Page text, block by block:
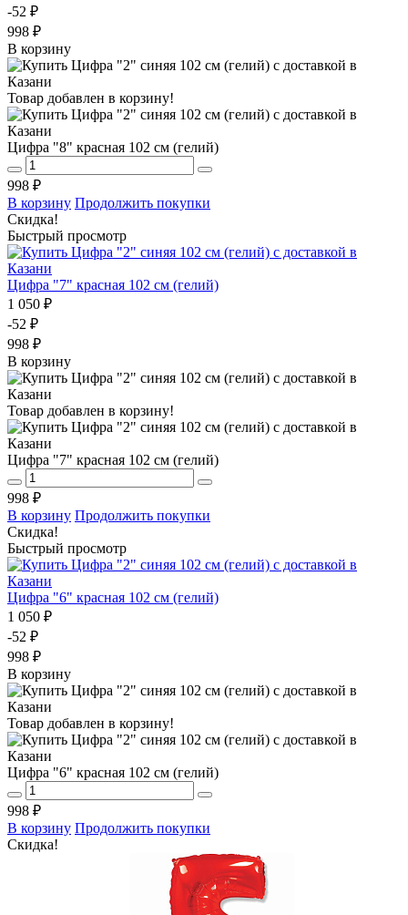
-52 ₽
998 ₽
В корзину
Товар добавлен в корзину!
Цифра "8" красная 102 см (гелий)
998 ₽
В корзину Продолжить покупки
Скидка!
Быстрый просмотр
Цифра "7" красная 102 см (гелий)
1 050 ₽
-52 ₽
998 ₽
В корзину
Товар добавлен в корзину!
Цифра "7" красная 102 см (гелий)
998 ₽
В корзину Продолжить покупки
Скидка!
Быстрый просмотр
Цифра "6" красная 102 см (гелий)
1 050 ₽
-52 ₽
998 ₽
В корзину
Товар добавлен в корзину!
Цифра "6" красная 102 см (гелий)
998 ₽
В корзину Продолжить покупки
Скидка!